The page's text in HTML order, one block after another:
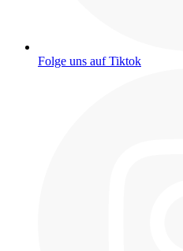
Folge uns auf Tiktok